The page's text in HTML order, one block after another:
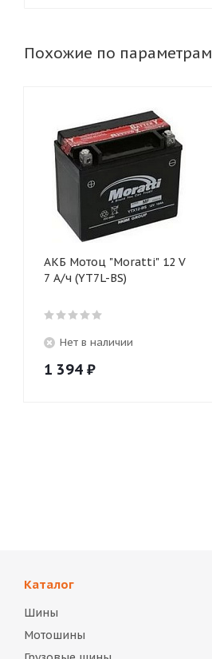
Похожие по параметрам
АКБ Мотоц "Moratti" 12 V
7 А/ч (YT7L-BS)
Нет в наличии
1 394 ₽
Каталог
Шины
Мотошины